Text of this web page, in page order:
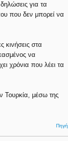
για τα
που δεν μπορεί να
κινήσεις στα
να
χρόνια που λέει τα
Τουρκία, μέσω της
Πηγή